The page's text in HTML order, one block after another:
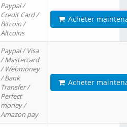
Paypal /
Credit Card /
Bitcoin /
Altcoins
Acheter
Paypal / Visa
/ Mastercard
/ Webmoney
/ Bank
Transfer /
Perfect
money /
Amazon pay
Acheter